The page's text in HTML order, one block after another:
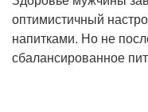
оптимистичный
напитками. Но не
сбалансированное